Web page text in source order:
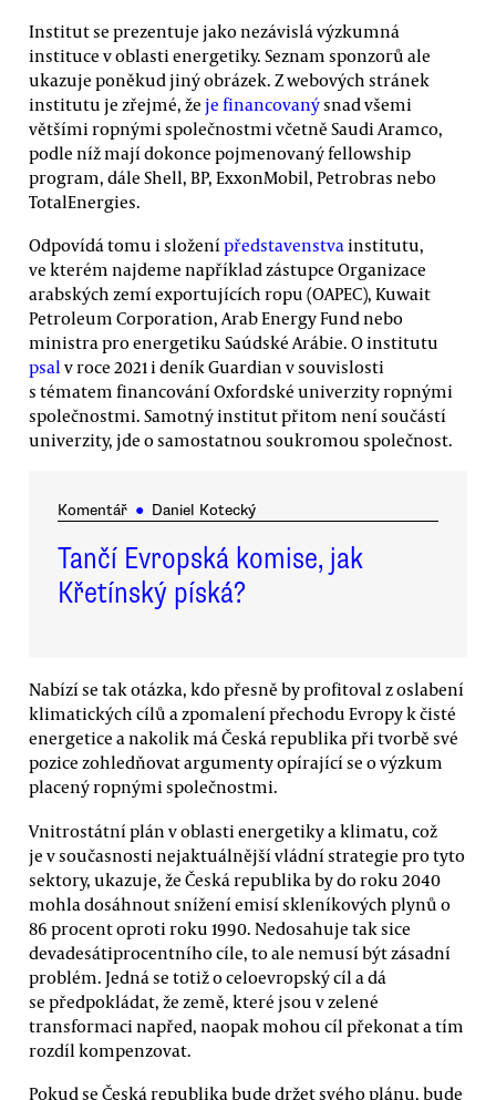
Institut se prezentuje jako nezávislá výzkumná
instituce v oblasti energetiky. Seznam sponzorů ale
ukazuje poněkud jiný obrázek. Z webových stránek
institutu je zřejmé, že je financovanýsnad všemi
většími ropnými společnostmi včetně Saudi Aramco,
podle níž mají dokonce pojmenovaný fellowship
program, dále Shell, BP, ExxonMobil, Petrobras nebo
TotalEnergies.
Odpovídá tomu i složenípředstavenstvainstitutu,
ve kterém najdeme například zástupce Organizace
arabských zemí exportujících ropu (OAPEC), Kuwait
Petroleum Corporation, Arab Energy Fund nebo
ministra pro energetiku Saúdské Arábie. O institutu
psal v roce 2021 i deník Guardian v souvislosti
s tématem financování Oxfordské univerzity ropnými
společnostmi. Samotný institut přitom není součástí
univerzity, jde o samostatnou soukromou společnost.
Komentář ● Daniel Kotecký
Tančí Evropská komise, jak
Křetínský píská?
Nabízí se tak otázka, kdo přesně by profitoval z oslabení
klimatických cílů a zpomalení přechodu Evropy k čisté
energetice a nakolik má Česká republika při tvorbě své
pozice zohledňovat argumenty opírající se o výzkum
placený ropnými společnostmi.
Vnitrostátní plán v oblasti energetiky a klimatu, což
je v současnosti nejaktuálnější vládní strategie pro tyto
sektory, ukazuje, že Česká republika by do roku 2040
mohla dosáhnout snížení emisí skleníkových plynů o
86 procent oproti roku 1990. Nedosahuje tak sice
devadesátiprocentního cíle, to ale nemusí být zásadní
problém. Jedná se totiž o celoevropský cíl a dá
se předpokládat, že země, které jsou v zelené
transformaci napřed, naopak mohou cíl překonat a tím
rozdíl kompenzovat.
Pokud se Česká republika bude držet svého plánu, bude